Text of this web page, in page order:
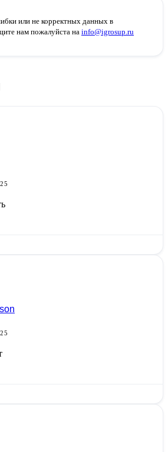
или не корректных данных в
нам пожалуйста на info@igrosup.ru